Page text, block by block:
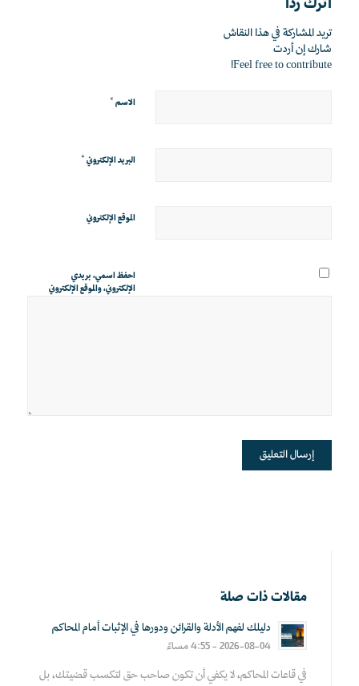
تريد المشاركة في هذا النقاش
شارك إن أردت
Feel free to contribute!
الاسم*
البريد الإلكتروني*
الموقع الإلكتروني
احفظ اسمي، بريدي
الإلكتروني، والموقع الإلكتروني
مقالات ذات صلة
دليلك لفهم الأدلة والقرائن ودورها في الإثبات أمام المحاكم
2026-08-04 - 4:55 مساءً
في قاعات المحاكم، لا يكفي أن تكون صاحب حق لتكسب قضيتك، بل